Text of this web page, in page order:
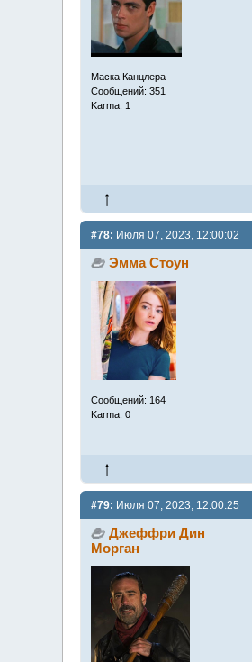
Маска Канцлера
Сообщений: 351
Karma: 1
#78: Июля 07, 2023, 12:00:02
Эмма Стоун
Сообщений: 164
Karma: 0
#79: Июля 07, 2023, 12:00:25
Джеффри Дин
Морган